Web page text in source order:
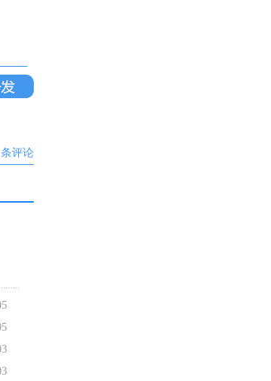
条评论